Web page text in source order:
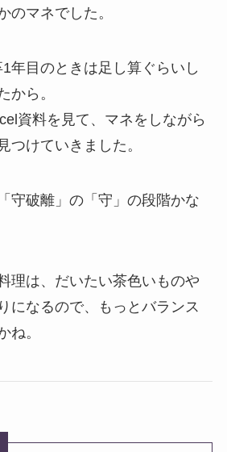
のマネでした。
年目のときは足し算ぐらいし
から。
資料を見て、マネをしながら
つけていきました。
守破離」の「守」の段階かな
理は、だいたい茶色いものや
になるので、もっとバランス
ね。